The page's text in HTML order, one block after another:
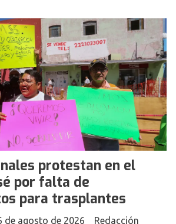
protestan en el
por falta de
para trasplantes
Redacción
de agosto de 2026